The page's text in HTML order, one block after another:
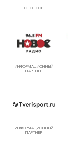
СПОНСОР
ИНФОРМАЦИОННЫЙ
ПАРТНЕР
ИНФОРМАЦИОННЫЙ
ПАРТНЕР